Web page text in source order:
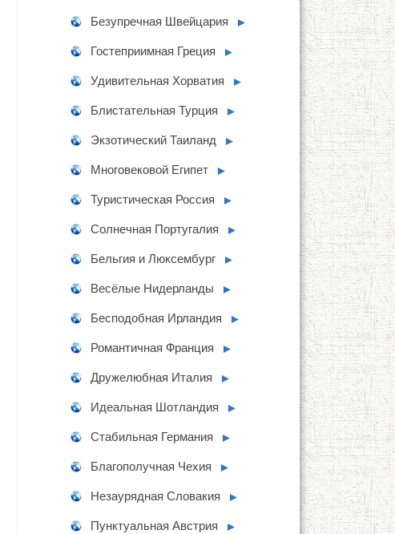
Безупречная Швейцария ►
Гостеприимная Греция ►
Удивительная Хорватия ►
Блистательная Турция ►
Экзотический Таиланд ►
Многовековой Египет ►
Туристическая Россия ►
Солнечная Португалия ►
Бельгия и Люксембург ►
Весёлые Нидерланды ►
Бесподобная Ирландия ►
Романтичная Франция ►
Дружелюбная Италия ►
Идеальная Шотландия ►
Стабильная Германия ►
Благополучная Чехия ►
Незаурядная Словакия ►
Пунктуальная Австрия ►